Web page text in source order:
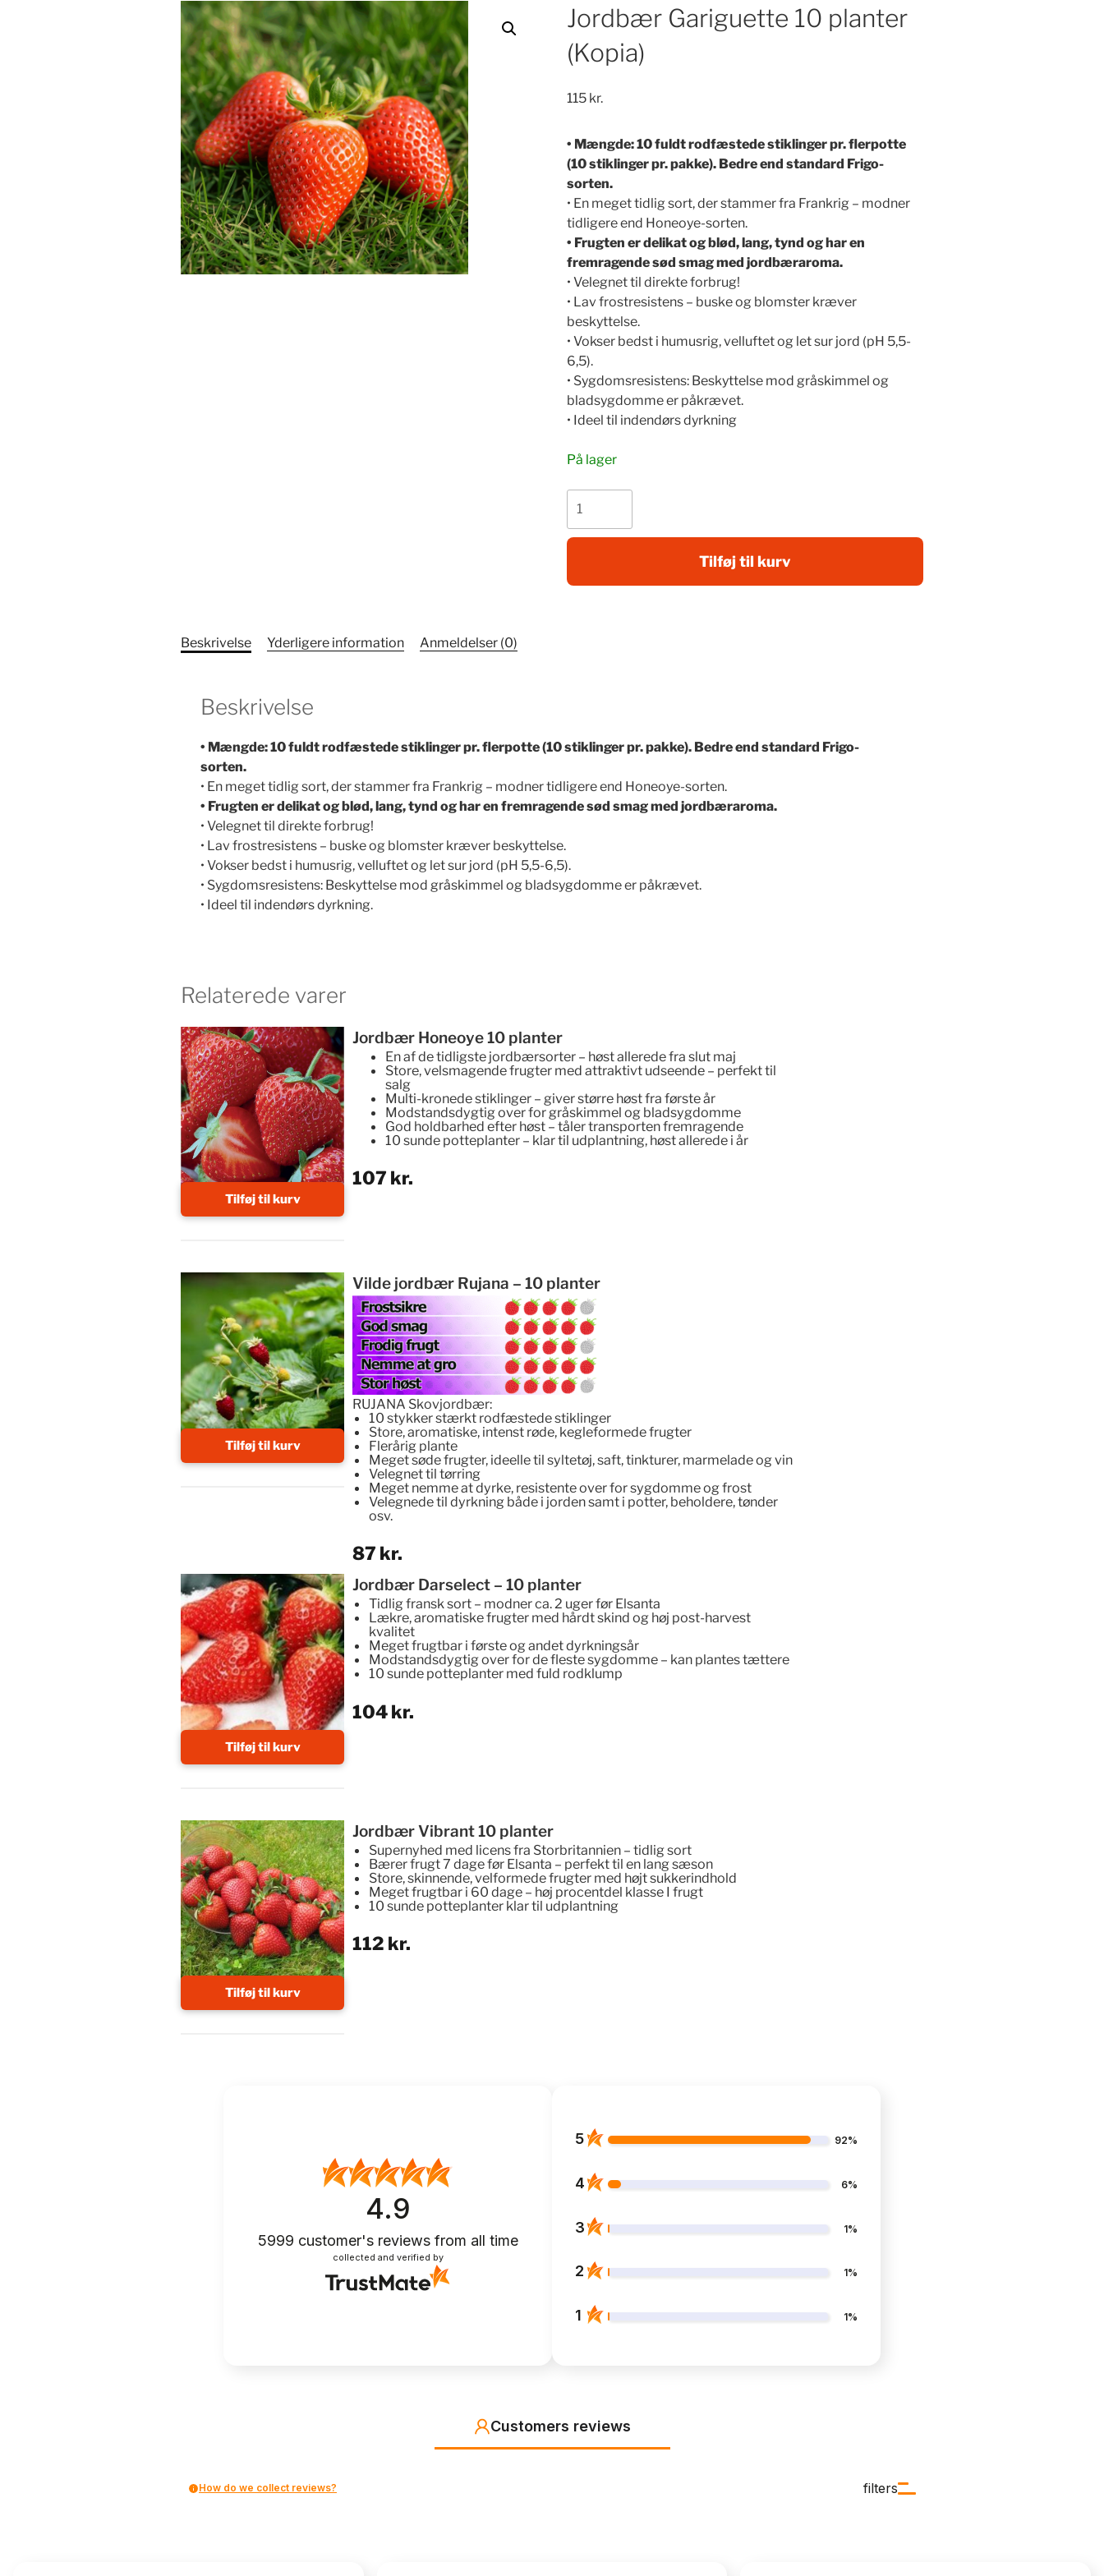
Jordbær Gariguette 10 planter
(Kopia)
115 kr.
• Mængde: 10 fuldt rodfæstede stiklinger pr. flerpotte
(10 stiklinger pr. pakke). Bedre end standard Frigo-
sorten.
• En meget tidlig sort, der stammer fra Frankrig – modner
tidligere end Honeoye-sorten.
• Frugten er delikat og blød, lang, tynd og har en
fremragende sød smag med jordbæraroma.
• Velegnet til direkte forbrug!
• Lav frostresistens – buske og blomster kræver
beskyttelse.
• Vokser bedst i humusrig, velluftet og let sur jord (pH 5,5-
6,5).
• Sygdomsresistens: Beskyttelse mod gråskimmel og
bladsygdomme er påkrævet.
• Ideel til indendørs dyrkning
På lager
Gariguette
10
(Kopia)
Tilføj til kurv
Beskrivelse Yderligere information Anmeldelser (0)
Beskrivelse
• Mængde: 10 fuldt rodfæstede stiklinger pr. flerpotte (10 stiklinger pr. pakke). Bedre end standard Frigo-
sorten.
• En meget tidlig sort, der stammer fra Frankrig – modner tidligere end Honeoye-sorten.
• Frugten er delikat og blød, lang, tynd og har en fremragende sød smag med jordbæraroma.
• Velegnet til direkte forbrug!
• Lav frostresistens – buske og blomster kræver beskyttelse.
• Vokser bedst i humusrig, velluftet og let sur jord (pH 5,5-6,5).
• Sygdomsresistens: Beskyttelse mod gråskimmel og bladsygdomme er påkrævet.
• Ideel til indendørs dyrkning.
Relaterede varer
Tilføj til kurv
Jordbær Honeoye 10 planter
En af de tidligste jordbærsorter – høst allerede fra slut maj
Store, velsmagende frugter med attraktivt udseende – perfekt til
salg
Multi-kronede stiklinger – giver større høst fra første år
Modstandsdygtig over for gråskimmel og bladsygdomme
God holdbarhed efter høst – tåler transporten fremragende
10 sunde potteplanter – klar til udplantning, høst allerede i år
107 kr.
Tilføj til kurv
Vilde jordbær Rujana – 10 planter
RUJANA Skovjordbær:
10 stykker stærkt rodfæstede stiklinger
Store, aromatiske, intenst røde, kegleformede frugter
Flerårig plante
Meget søde frugter, ideelle til syltetøj, saft, tinkturer, marmelade og vin
Velegnet til tørring
Meget nemme at dyrke, resistente over for sygdomme og frost
Velegnede til dyrkning både i jorden samt i potter, beholdere, tønder
osv.
87 kr.
Tilføj til kurv
Jordbær Darselect – 10 planter
Tidlig fransk sort – modner ca. 2 uger før Elsanta
Lækre, aromatiske frugter med hårdt skind og høj post-harvest
kvalitet
Meget frugtbar i første og andet dyrkningsår
Modstandsdygtig over for de fleste sygdomme – kan plantes tættere
10 sunde potteplanter med fuld rodklump
104kr.
Tilføj til kurv
Jordbær Vibrant 10 planter
Supernyhed med licens fra Storbritannien –tidlig sort
Bærer frugt7 dage før Elsanta – perfekt til en lang sæson
Store, skinnende, velformede frugter med højt sukkerindhold
Meget frugtbar i 60 dage – høj procentdel klasse I frugt
10 sunde potteplanter klar til udplantning
112 kr.
4.9
5999 customer's reviews from all time
collected and verified by
5 92%
4 6%
3 1%
2 1%
1 1%
Customers reviews
filters
How do we collect reviews?